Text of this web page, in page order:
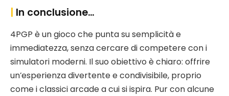
In conclusione…
4PGP è un gioco che punta su semplicità e
immediatezza, senza cercare di competere con i
simulatori moderni. Il suo obiettivo è chiaro: offrire
un’esperienza divertente e condivisibile, proprio
come i classici arcade a cui si ispira. Pur con alcune